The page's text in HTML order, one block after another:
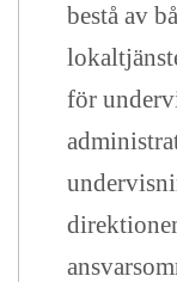
bestå av
för